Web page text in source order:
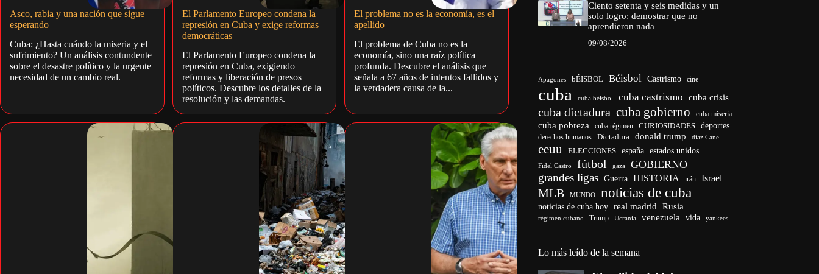
Asco, rabia y una nación que sigue
esperando
Cuba: ¿Hasta cuándo la miseria y el
sufrimiento? Un análisis contundente
sobre el desastre político y la urgente
necesidad de un cambio real.
El Parlamento Europeo condena la
represión en Cuba y exige reformas
democráticas
El Parlamento Europeo condena la
represión en Cuba, exigiendo
reformas y liberación de presos
políticos. Descubre los detalles de la
resolución y las demandas.
El problema no es la economía, es el
apellido
El problema de Cuba no es la
economía, sino una raíz política
profunda. Descubre el análisis que
señala a 67 años de intentos fallidos y
la verdadera causa de la...
Ciento setenta y seis medidas y un
solo logro: demostrar que no
aprendieron nada
09/08/2026
Apagones bÉISBOL Béisbol Castrismo cine
cuba cuba béisbol cuba castrismo cuba crisis
cuba dictadura cuba gobierno cuba miseria
cuba pobreza cuba régimen CURIOSIDADES deportes
derechos humanos Dictadura donald trump díaz Canel
eeuu ELECCIONES españa estados unidos
Fidel Castro fútbol gaza GOBIERNO
grandes ligas Guerra HISTORIA irán Israel
MLB MUNDO noticias de cuba
noticias de cuba hoy real madrid Rusia
régimen cubano Trump Ucrania venezuela vida yankees
Lo más leído de la semana